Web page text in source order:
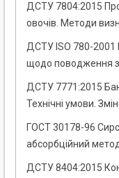
ДСТУ 7804:2015
овочів. Методи
ДСТУ ISO 780-2001
щодо поводження з
ДСТУ 7771:2015
Технічні умови.
ГОСТ 30178-96
абсорбційний
ДСТУ 8404:2015